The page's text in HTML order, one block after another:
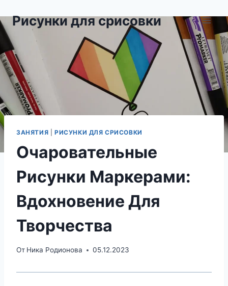
к
содержимому
Рисунки для срисовки
ЗАНЯТИЯ РИСУНКИ ДЛЯ СРИСОВКИ
Очаровательные
Рисунки Маркерами:
Вдохновение Для
Творчества
От Ника Родионова 05.12.2023